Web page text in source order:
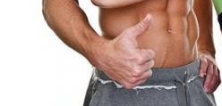
Anti- Stress
Prévention du mal de dos
Calisthenics Work Out